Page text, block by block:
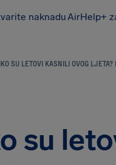
naknaduAirHelp+
SU LETOVI KASNILI OVOG
su